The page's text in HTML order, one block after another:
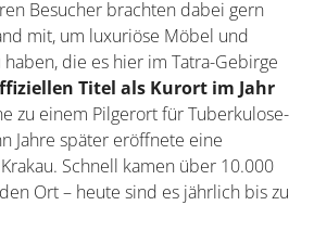
Besucher brachten dabei gern
mit, um luxuriöse Möbel und
die es hier im Tatra-Gebirge
Titel als Kurort im Jahr
zu einem Pilgerort für Tuberkulose-
Jahre später eröffnete eine
Schnell kamen über 10.000
Ort – heute sind es jährlich bis zu